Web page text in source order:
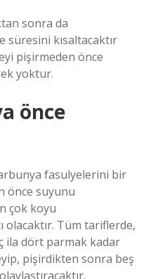
sonra da
kısaltacaktır
pişirmeden önce
yoktur.
önce
fasulyelerini bir
önce suyunu
çok koyu
olacaktır. Tüm tariflerde,
ila dört parmak kadar
pişirdikten sonra beş